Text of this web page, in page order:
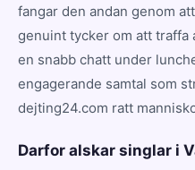
fangar den andan genom
genuint tycker om att traffa
en snabb chatt under
engagerande samtal som
dejting24.com ratt
Darfor alskar singlar i